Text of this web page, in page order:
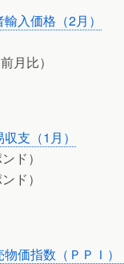
入価格（2月）
月比）
支（1月）
ド）
ド）
物価指数（ＰＰＩ）